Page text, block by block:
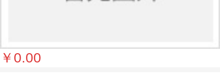
￥0.00